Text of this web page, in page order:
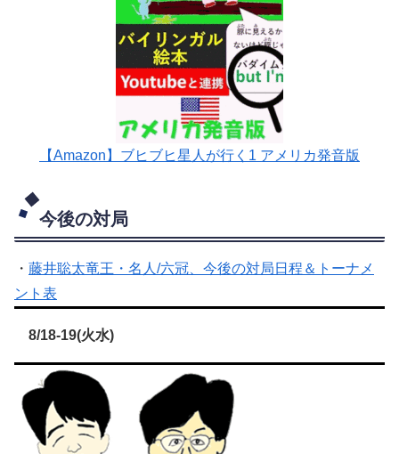
【Amazon】ブヒブヒ星人が行く1 アメリカ発音版
今後の対局
・ 藤井聡太竜王・名人/六冠、今後の対局日程＆トーナメ
ント表
8/18-19(火水)